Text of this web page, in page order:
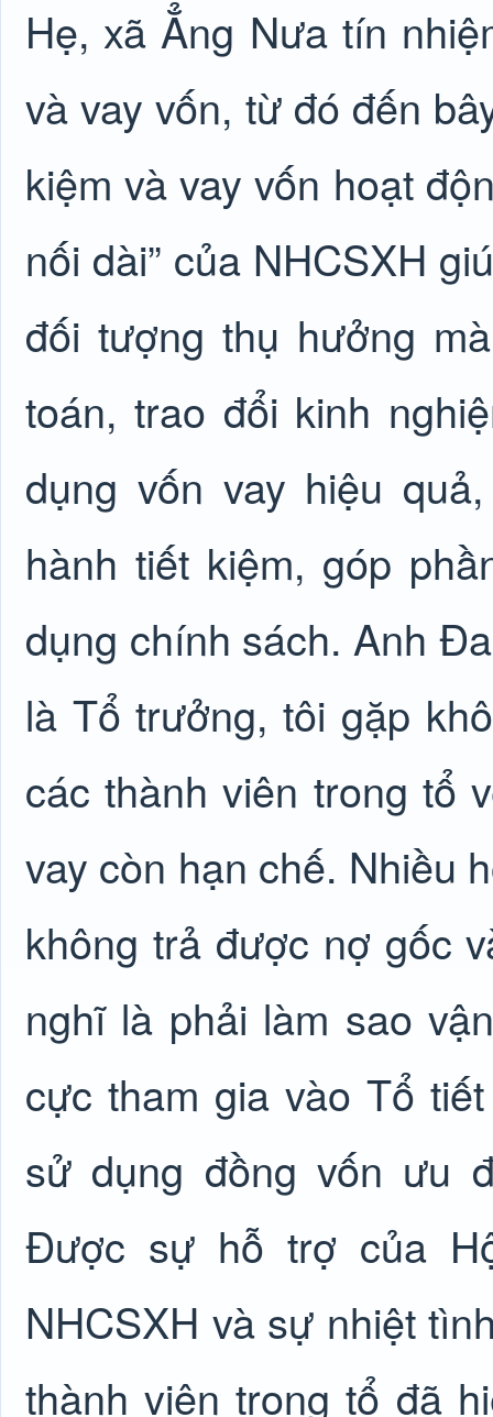
Hẹ, xã Ẳng Nưa tín
và vay vốn, từ đó đến
kiệm và vay vốn hoạt
nối dài” của NHCSXH
đối tượng thụ hưởng
toán, trao đổi kinh
dụng vốn vay hiệu
hành tiết kiệm, góp
dụng chính sách. Anh
là Tổ trưởng, tôi gặp
các thành viên trong tổ
vay còn hạn chế. Nhiều
không trả được nợ gốc
nghĩ là phải làm sao
cực tham gia vào Tổ
sử dụng đồng vốn ưu
Được sự hỗ trợ của
NHCSXH và sự nhiệt
thành viên trong tổ đã